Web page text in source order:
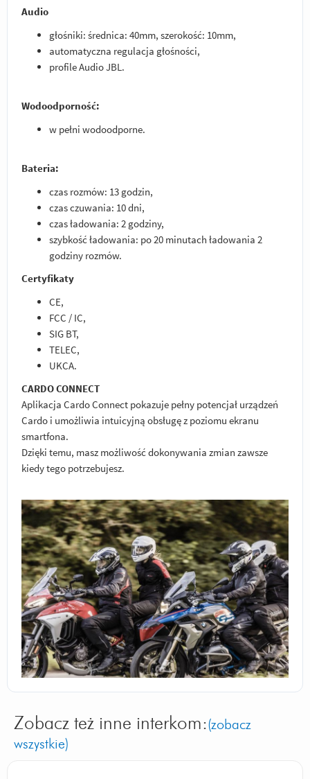
Audio
głośniki: średnica: 40mm, szerokość: 10mm,
automatyczna regulacja głośności,
profile Audio JBL.
Wodoodporność:
w pełni wodoodporne.
Bateria:
czas rozmów: 13 godzin,
czas czuwania: 10 dni,
czas ładowania: 2 godziny,
szybkość ładowania: po 20 minutach ładowania 2
godziny rozmów.
Certyfikaty
CE,
FCC / IC,
SIG BT,
TELEC,
UKCA.
CARDO CONNECT
Aplikacja Cardo Connect pokazuje pełny potencjał urządzeń
Cardo i umożliwia intuicyjną obsługę z poziomu ekranu
smartfona.
Dzięki temu, masz możliwość dokonywania zmian zawsze
kiedy tego potrzebujesz.
Zobacz też inne interkom:(zobacz
wszystkie)